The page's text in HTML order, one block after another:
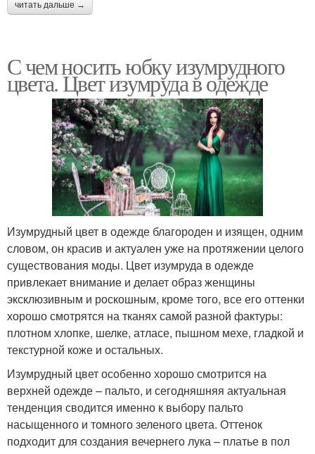
читать дальше →
С чем носить юбку изумрудного
цвета. Цвет изумруда в одежде
Изумрудный цвет в одежде благороден и изящен, одним
словом, он красив и актуален уже на протяжении целого
существования моды. Цвет изумруда в одежде
привлекает внимание и делает образ женщины
эксклюзивным и роскошным, кроме того, все его оттенки
хорошо смотрятся на тканях самой разной фактуры:
плотном хлопке, шелке, атласе, пышном мехе, гладкой и
текстурной коже и остальных.
Изумрудный цвет особенно хорошо смотрится на
верхней одежде – пальто, и сегодняшняя актуальная
тенденция сводится именно к выбору пальто
насыщенного и томного зеленого цвета. Оттенок
подходит для создания вечернего лука – платье в пол